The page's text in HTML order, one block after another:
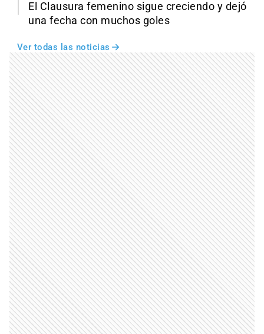
El Clausura femenino sigue creciendo y dejó
una fecha con muchos goles
Ver todas las noticias